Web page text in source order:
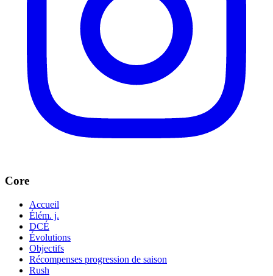
Core
Accueil
Élém. j.
DCÉ
Évolutions
Objectifs
Récompenses progression de saison
Rush